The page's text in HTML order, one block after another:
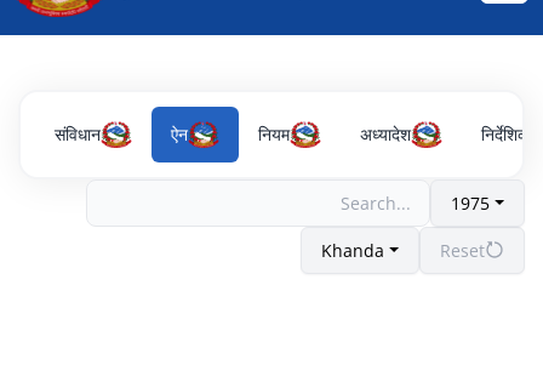
संविधान ऐन नियम अध्यादेश निर्देशिका
1975
Khanda Reset